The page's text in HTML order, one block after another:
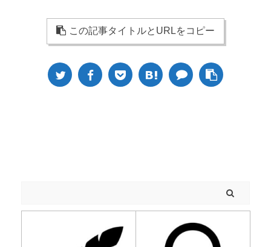
この記事タイトルとURLをコピー